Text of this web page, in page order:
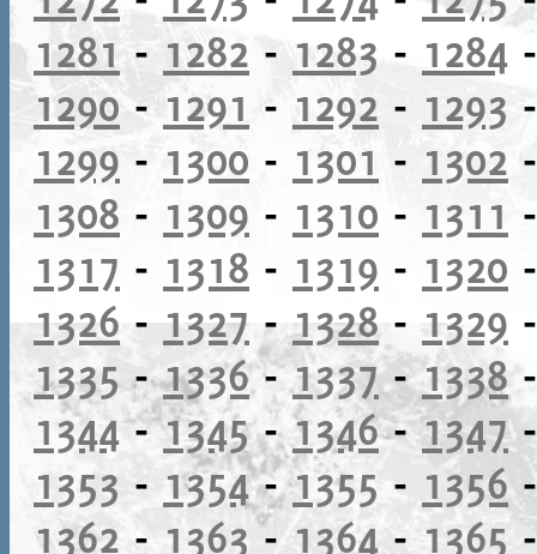
1281 - 1282 - 1283 - 1284
1290- 1291 - 1292 - 1293
1299 - 1300 - 1301 - 1302
1308 - 1309 - 1310 - 1311
1317 - 1318 - 1319 - 1320
1326 - 1327 -1328- 1329
1335-1336-1337-1338
1344-1345-1346-1347
1353 - 1354-1355 - 1356
1362 - 1363- 1364-1365